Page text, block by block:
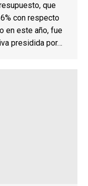
que
con respecto
en este año, fue
presidida por…